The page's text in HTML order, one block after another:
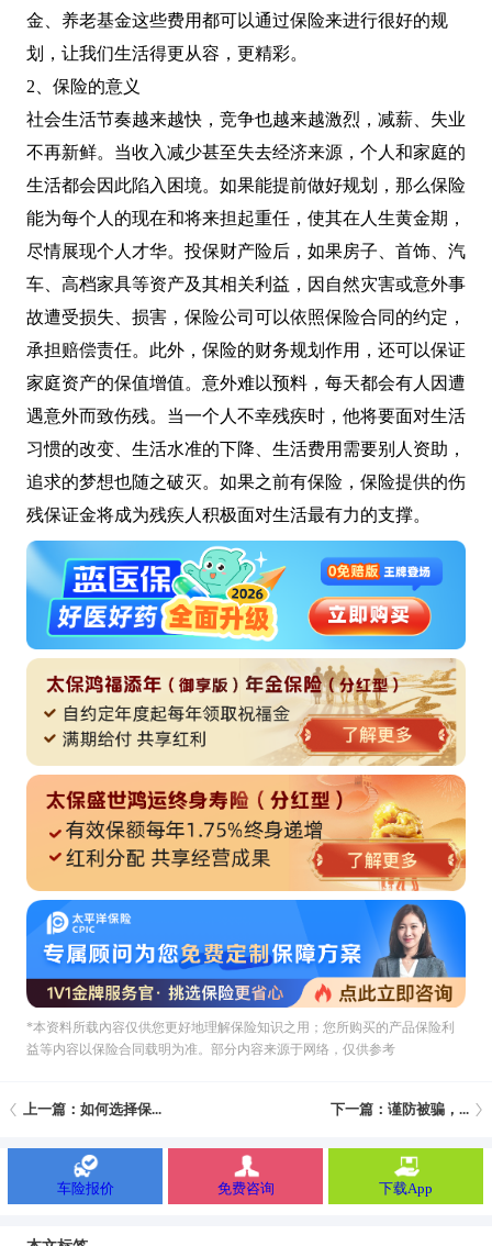
金、养老基金这些费用都可以通过保险来进行很好的规
划，让我们生活得更从容，更精彩。
2、保险的意义
社会生活节奏越来越快，竞争也越来越激烈，减薪、失业
不再新鲜。当收入减少甚至失去经济来源，个人和家庭的
生活都会因此陷入困境。如果能提前做好规划，那么保险
能为每个人的现在和将来担起重任，使其在人生黄金期，
尽情展现个人才华。投保财产险后，如果房子、首饰、汽
车、高档家具等资产及其相关利益，因自然灾害或意外事
故遭受损失、损害，保险公司可以依照保险合同的约定，
承担赔偿责任。此外，保险的财务规划作用，还可以保证
家庭资产的保值增值。意外难以预料，每天都会有人因遭
遇意外而致伤残。当一个人不幸残疾时，他将要面对生活
习惯的改变、生活水准的下降、生活费用需要别人资助，
追求的梦想也随之破灭。如果之前有保险，保险提供的伤
残保证金将成为残疾人积极面对生活最有力的支撑。
*本资料所载內容仅供您更好地理解保险知识之用；您所购买的产品保险利
益等内容以保险合同载明为准。部分内容来源于网络，仅供参考
上一篇：如何选择保... 下一篇：谨防被骗，...
车险报价 免费咨询 下载App